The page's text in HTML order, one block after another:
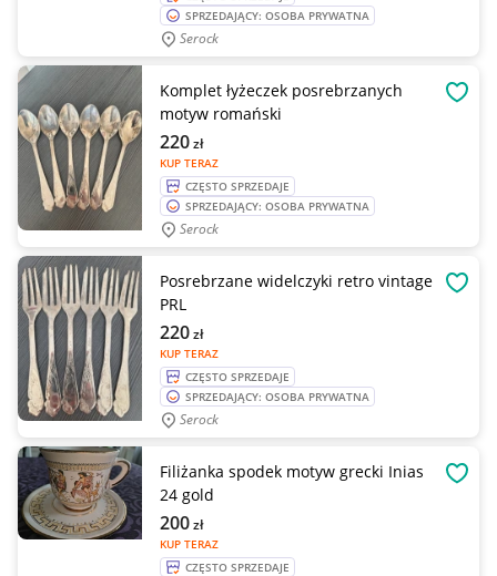
SPRZEDAJĄCY: OSOBA PRYWATNA
Serock
Komplet łyżeczek posrebrzanych
motyw romański
KUP TERAZ
220zł
CZĘSTO SPRZEDAJE
SPRZEDAJĄCY: OSOBA PRYWATNA
Serock
Posrebrzane widelczyki retro vintage
PRL
KUP TERAZ
220zł
CZĘSTO SPRZEDAJE
SPRZEDAJĄCY: OSOBA PRYWATNA
Serock
Filiżanka spodek motyw grecki Inias
24 gold
KUP TERAZ
200zł
CZĘSTO SPRZEDAJE